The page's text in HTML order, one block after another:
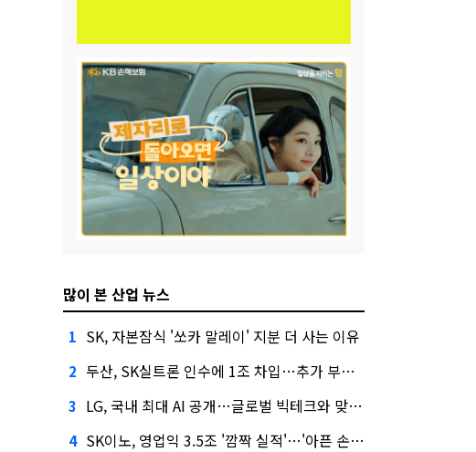
많이 본 산업 뉴스
1 SK, 자본잠식 '쏘카 말레이' 지분 더 사는 이유
2 두산, SK실트론 인수에 1조 차입…추가 부담은?
3 LG, 국내 최대 AI 공개…글로벌 빅테크와 맞붙는다
4 SK이노, 영업익 3.5조 '깜짝 실적'…'아픈 손가락' SK온의 반전